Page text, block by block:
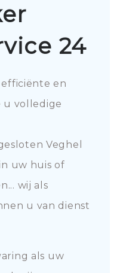
24
en
u volledige
Veghel
uw huis of
wij als
u van dienst
als uw